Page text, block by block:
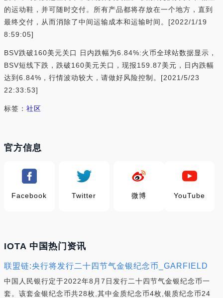
的运动鞋，并可随时交付。所有产品都将存放在一个地方，直到
最终交付，从而消除了中间运输成本和运输时间。[2022/1/19
8:59:05]
BSV跌破160美元关口 日内跌幅为6.84%:火币全球站数据显示，
BSV短线下跌，跌破160美元关口，现报159.87美元，日内跌幅
达到6.84%，行情波动较大，请做好风险控制。[2021/5/23
22:33:53]
标签： 社区
官方信息
Facebook Twitter 微博 YouTube
IOTA 中国热门资讯
联盟链:央行将发行二十四节气金银纪念币_GARFIELD
中国人民银行定于2022年8月7日发行二十四节气金银纪念币一
套。该套金银纪念币共28枚,其中金质纪念币4枚,银质纪念币24